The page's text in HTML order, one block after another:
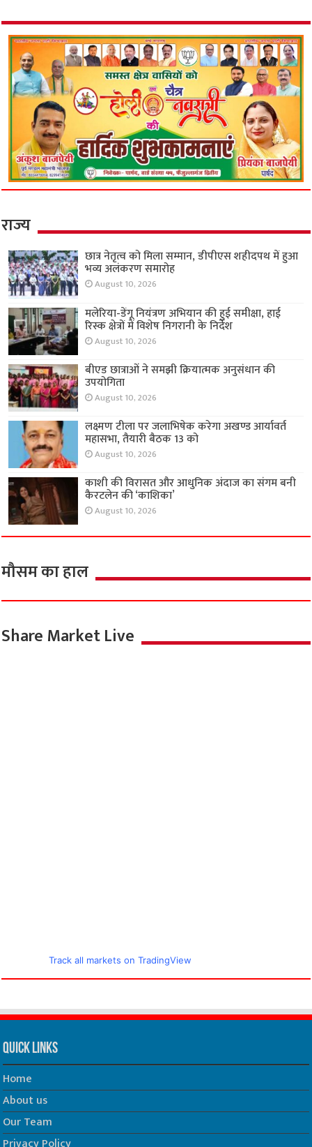
राज्य
छात्र नेतृत्व को मिला सम्मान, डीपीएस शहीदपथ में हुआ
भव्य अलंकरण समारोह
August 10, 2026
मलेरिया-डेंगू नियंत्रण अभियान की हुई समीक्षा, हाई
रिस्क क्षेत्रों में विशेष निगरानी के निर्देश
August 10, 2026
बीएड छात्राओं ने समझी क्रियात्मक अनुसंधान की
उपयोगिता
August 10, 2026
लक्ष्मण टीला पर जलाभिषेक करेगा अखण्ड आर्यावर्त
महासभा, तैयारी बैठक 13 को
August 10, 2026
काशी की विरासत और आधुनिक अंदाज का संगम बनी
कैरटलेन की ‘काशिका’
August 10, 2026
मौसम का हाल
Share Market Live
Track all markets on TradingView
Quick Links
Home
About us
Our Team